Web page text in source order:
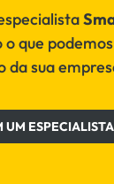
o que
da sua
UM ESPECIALISTA